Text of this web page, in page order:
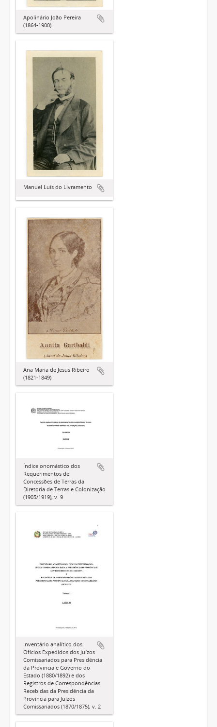
Apolinário João Pereira
(1864-1900)
Manuel Luís do Livramento
Ana Maria de Jesus Ribeiro
(1821-1849)
Índice onomástico dos
Requerimentos de
Concessões de Terras da
Diretoria de Terras e Colonização
(1905/1919), v. 9
Inventário analítico dos
Ofícios Expedidos dos Juízos
Comissariados para Presidência
da Província e Governo do
Estado (1880/1892) e dos
Registros de Correspondências
Recebidas da Presidência da
Província para Juízos
Comissariados (1870/1875), v. 2